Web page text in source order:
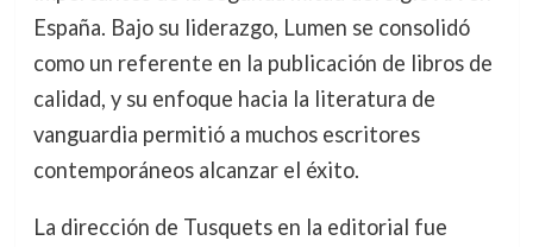
España. Bajo su liderazgo, Lumen se consolidó
como un referente en la publicación de libros de
calidad, y su enfoque hacia la literatura de
vanguardia permitió a muchos escritores
contemporáneos alcanzar el éxito.
La dirección de Tusquets en la editorial fue